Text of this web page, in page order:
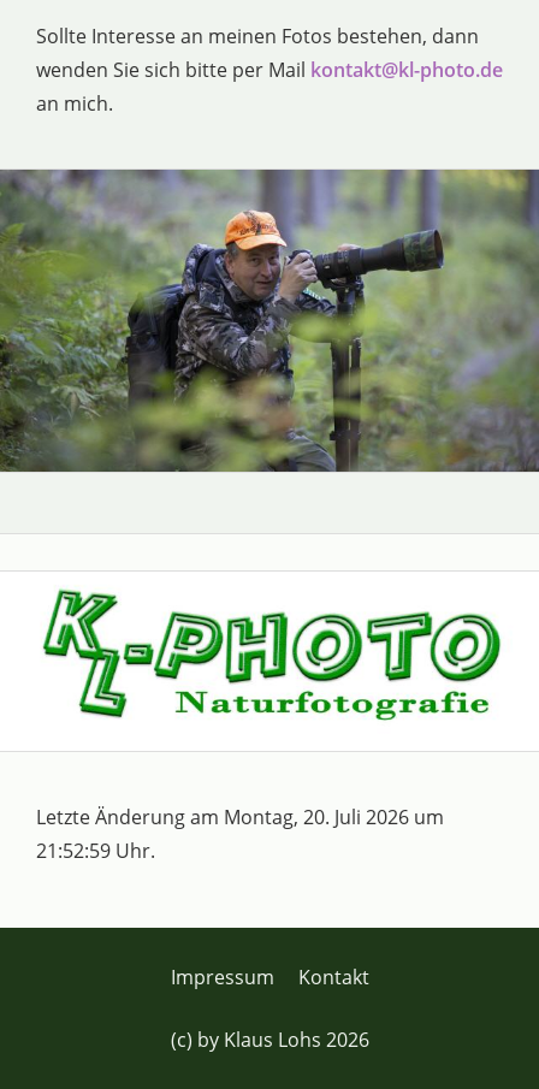
Sollte Interesse an meinen Fotos bestehen, dann
wenden Sie sich bitte per Mail kontakt@kl-photo.de
an mich.
Letzte Änderung am Montag, 20. Juli 2026 um
21:52:59 Uhr.
Impressum Kontakt
(c) by Klaus Lohs 2026